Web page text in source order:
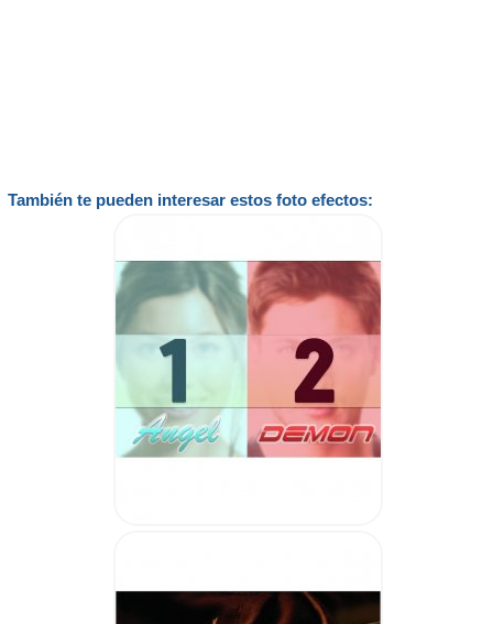
También te pueden interesar estos foto efectos: